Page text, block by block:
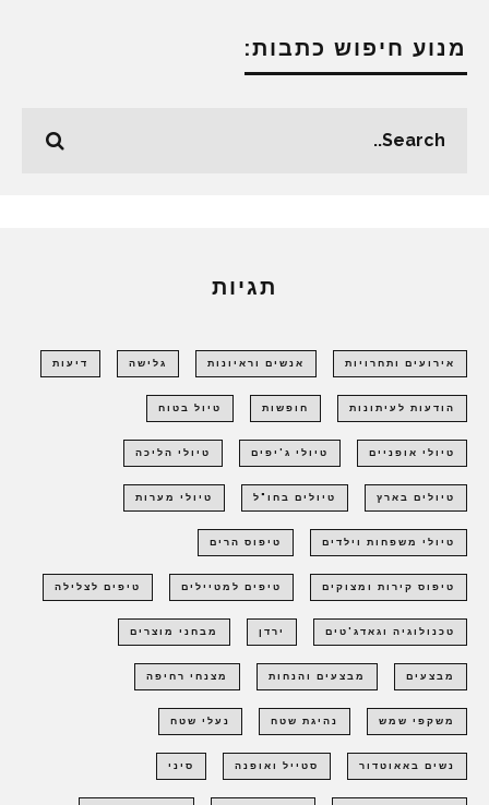
מנוע חיפוש כתבות:
תגיות
אירועים ותחרויות אנשים וראיונות גלישה דיעות
הודעות לעיתונות חופשות טיול בטוח
טיולי אופניים טיולי ג'יפים טיולי הליכה
טיולים בארץ טיולים בחו"ל טיולי מערות
טיולי משפחות וילדים טיפוס הרים
טיפוס קירות ומצוקים טיפים למטיילים טיפים לצלילה
טכנולוגיה וגאדג'טים ירדן מבחני מוצרים
מבצעים מבצעים והנחות מצנחי רחיפה
משקפי שמש נהיגת שטח נעלי שטח
נשים באאוטדור סטייל ואופנה סיני